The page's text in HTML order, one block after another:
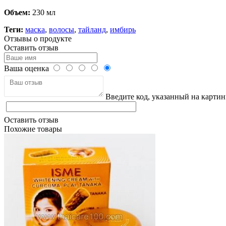
Объем: 230 мл
Теги: маска, волосы, тайланд, имбирь
Отзывы о продукте
Оставить отзыв
Ваша оценка
Введите код, указанный на
Оставить отзыв
Похожие товары